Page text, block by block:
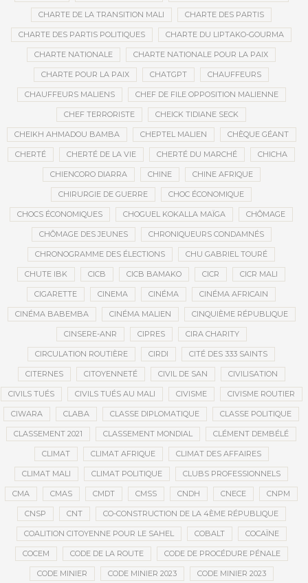
CHARTE DE LA TRANSITION MALI CHARTE DES PARTIS
CHARTE DES PARTIS POLITIQUES CHARTE DU LIPTAKO-GOURMA
CHARTE NATIONALE CHARTE NATIONALE POUR LA PAIX
CHARTE POUR LA PAIX CHATGPT CHAUFFEURS
CHAUFFEURS MALIENS CHEF DE FILE OPPOSITION MALIENNE
CHEF TERRORISTE CHEICK TIDIANE SECK
CHEIKH AHMADOU BAMBA CHEPTEL MALIEN CHÈQUE GÉANT
CHERTÉ CHERTÉ DE LA VIE CHERTÉ DU MARCHÉ CHICHA
CHIENCORO DIARRA CHINE CHINE AFRIQUE
CHIRURGIE DE GUERRE CHOC ÉCONOMIQUE
CHOCS ÉCONOMIQUES CHOGUEL KOKALLA MAÏGA CHÔMAGE
CHÔMAGE DES JEUNES CHRONIQUEURS CONDAMNÉS
CHRONOGRAMME DES ÉLECTIONS CHU GABRIEL TOURÉ
CHUTE IBK CICB CICB BAMAKO CICR CICR MALI
CIGARETTE CINEMA CINÉMA CINÉMA AFRICAIN
CINÉMA BABEMBA CINÉMA MALIEN CINQUIÈME RÉPUBLIQUE
CINSERE-ANR CIPRES CIRA CHARITY
CIRCULATION ROUTIÈRE CIRDI CITÉ DES 333 SAINTS
CITERNES CITOYENNETÉ CIVIL DE SAN CIVILISATION
CIVILS TUÉS CIVILS TUÉS AU MALI CIVISME CIVISME ROUTIER
CIWARA CLABA CLASSE DIPLOMATIQUE CLASSE POLITIQUE
CLASSEMENT 2021 CLASSEMENT MONDIAL CLÉMENT DEMBÉLÉ
CLIMAT CLIMAT AFRIQUE CLIMAT DES AFFAIRES
CLIMAT MALI CLIMAT POLITIQUE CLUBS PROFESSIONNELS
CMA CMAS CMDT CMSS CNDH CNECE CNPM
CNSP CNT CO-CONSTRUCTION DE LA 4ÈME RÉPUBLIQUE
COALITION CITOYENNE POUR LE SAHEL COBALT COCAÏNE
COCEM CODE DE LA ROUTE CODE DE PROCÉDURE PÉNALE
CODE MINIER CODE MINIER 2023 CODE MINIER 2023